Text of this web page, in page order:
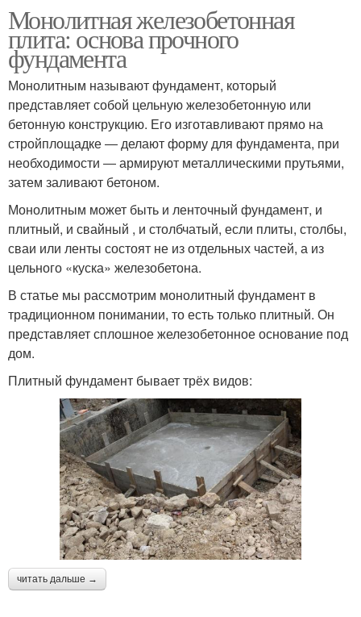
Монолитная железобетонная
плита: основа прочного
фундамента
Монолитным называют фундамент, который
представляет собой цельную железобетонную или
бетонную конструкцию. Его изготавливают прямо на
стройплощадке ― делают форму для фундамента, при
необходимости ― армируют металлическими прутьями,
затем заливают бетоном.
Монолитным может быть и ленточный фундамент, и
плитный, и свайный , и столбчатый, если плиты, столбы,
сваи или ленты состоят не из отдельных частей, а из
цельного «куска» железобетона.
В статье мы рассмотрим монолитный фундамент в
традиционном понимании, то есть только плитный. Он
представляет сплошное железобетонное основание под
дом.
Плитный фундамент бывает трёх видов:
читать дальше →